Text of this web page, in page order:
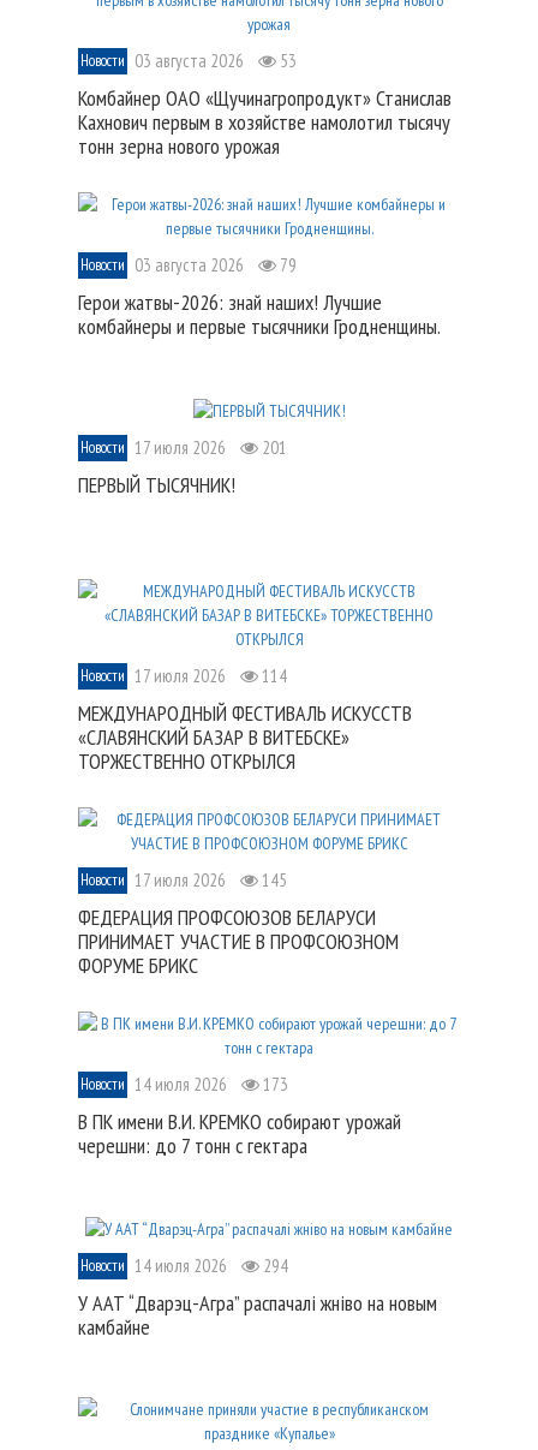
Новости 03 августа 2026 53
Комбайнер ОАО «Щучинагропродукт» Станислав
Кахнович первым в хозяйстве намолотил тысячу
тонн зерна нового урожая
Новости 03 августа 2026 79
Герои жатвы-2026: знай наших! Лучшие
комбайнеры и первые тысячники Гродненщины.
Новости 17 июля 2026 201
ПЕРВЫЙ ТЫСЯЧНИК!
Новости 17 июля 2026 114
МЕЖДУНАРОДНЫЙ ФЕСТИВАЛЬ ИСКУССТВ
«СЛАВЯНСКИЙ БАЗАР В ВИТЕБСКЕ»
ТОРЖЕСТВЕННО ОТКРЫЛСЯ
Новости 17 июля 2026 145
ФЕДЕРАЦИЯ ПРОФСОЮЗОВ БЕЛАРУСИ
ПРИНИМАЕТ УЧАСТИЕ В ПРОФСОЮЗНОМ
ФОРУМЕ БРИКС
Новости 14 июля 2026 173
В ПК имени В.И. КРЕМКО собирают урожай
черешни: до 7 тонн с гектара
Новости 14 июля 2026 294
У ААТ “Дварэц-Агра” распачалі жніво на новым
камбайне